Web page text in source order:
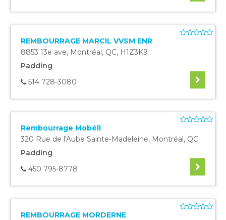
REMBOURRAGE MARCIL VVSM ENR
8853 13e ave, Montréal, QC, H1Z3K9
Padding
514 728-3080
Rembourrage Mobéli
320 Rue de l'Aube Sainte-Madeleine, Montréal, QC
Padding
450 795-8778
REMBOURRAGE MORDERNE